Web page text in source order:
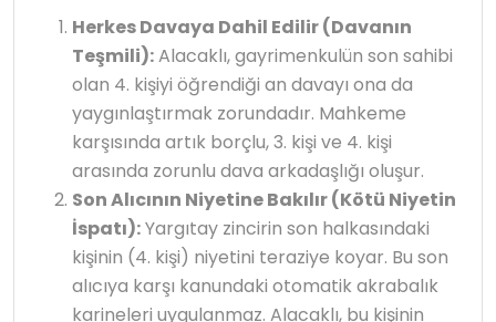
Herkes Davaya Dahil Edilir (Davanın
Teşmili):Alacaklı, gayrimenkulün son sahibi
olan 4. kişiyi öğrendiği an davayı ona da
yaygınlaştırmak zorundadır. Mahkeme
karşısında artık borçlu, 3. kişi ve 4. kişi
arasında zorunlu dava arkadaşlığı oluşur.
Son Alıcının Niyetine Bakılır (Kötü Niyetin
İspatı):Yargıtay zincirin son halkasındaki
kişinin (4. kişi) niyetini teraziye koyar. Bu son
alıcıya karşı kanundaki otomatik akrabalık
karineleri uygulanmaz. Alacaklı, bu kişinin